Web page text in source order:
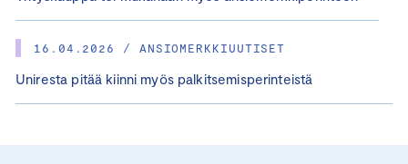
16.04.2026 / ANSIOMERKKIUUTISET
Uniresta pitää kiinni myös palkitsemisperinteistä